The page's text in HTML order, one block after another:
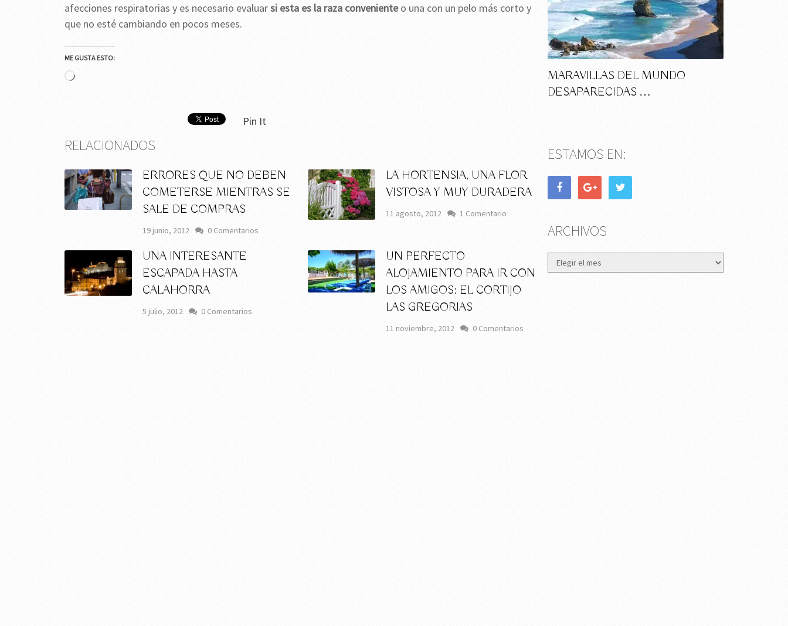
afecciones respiratorias y es necesario evaluarsi esta es la raza convenienteo una con un pelo más corto y
que no esté cambiando en pocos meses.
ME GUSTA ESTO:
Cargando...
Pin It
RELACIONADOS
ERRORES QUE NO DEBEN
COMETERSE MIENTRAS SE
SALE DE COMPRAS
19 junio, 2012 0 Comentarios
LA HORTENSIA, UNA FLOR
VISTOSA Y MUY DURADERA
11 agosto, 2012 1 Comentario
UNA INTERESANTE
ESCAPADA HASTA
CALAHORRA
5 julio, 2012 0 Comentarios
UN PERFECTO
ALOJAMIENTO PARA IR CON
LOS AMIGOS: EL CORTIJO
LAS GREGORIAS
11 noviembre, 2012 0 Comentarios
MARAVILLAS DEL MUNDO
DESAPARECIDAS …
ESTAMOS EN:
ARCHIVOS
Archivos